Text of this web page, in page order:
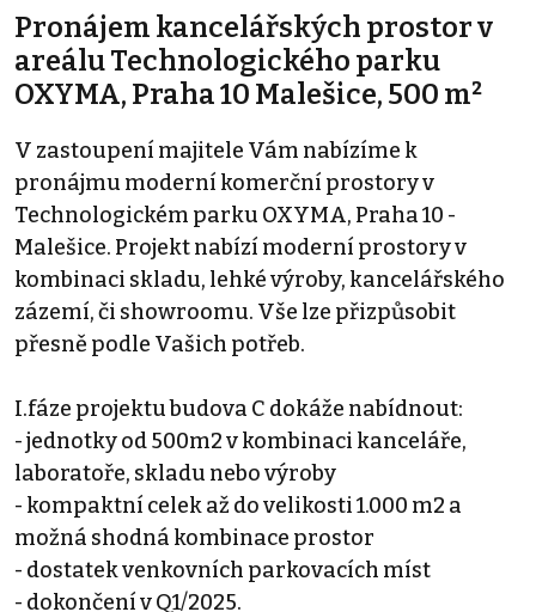
Pronájem kancelářských prostor v
areálu Technologického parku
OXYMA, Praha 10 Malešice, 500 m²
V zastoupení majitele Vám nabízíme k
pronájmu moderní komerční prostory v
Technologickém parku OXYMA, Praha 10 -
Malešice. Projekt nabízí moderní prostory v
kombinaci skladu, lehké výroby, kancelářského
zázemí, či showroomu. Vše lze přizpůsobit
přesně podle Vašich potřeb.
I.fáze projektu budova C dokáže nabídnout:
- jednotky od 500m2 v kombinaci kanceláře,
laboratoře, skladu nebo výroby
- kompaktní celek až do velikosti 1.000 m2 a
možná shodná kombinace prostor
- dostatek venkovních parkovacích míst
- dokončení v Q1/2025.